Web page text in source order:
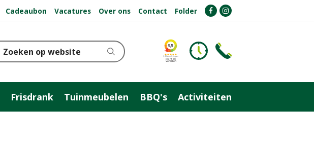
Cadeaubon Vacatures Over ons Contact Folder
Frisdrank Tuinmeubelen BBQ's Activiteiten